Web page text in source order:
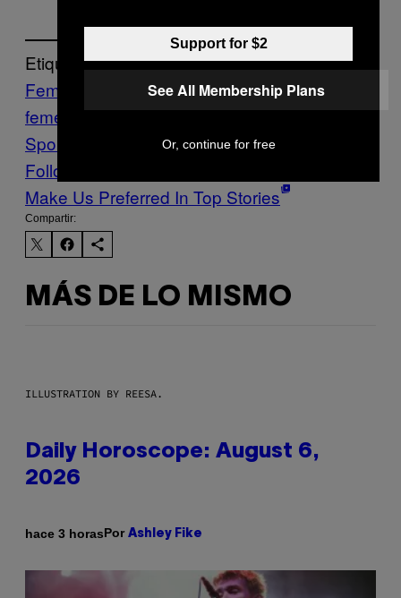
Etiquetado:
Feminismo
FIGHTLAND MMA mma
femenil
simone de beauvoir Sports VICE
Sports
Follow Us On Discover
Make Us Preferred In Top Stories
Compartir:
MÁS DE LO MISMO
ILLUSTRATION BY REESA.
Daily Horoscope: August 6,
2026
hace 3 horasPor Ashley Fike
Support for $2
See All Membership Plans
Or, continue for free